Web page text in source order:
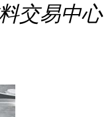
交易中心